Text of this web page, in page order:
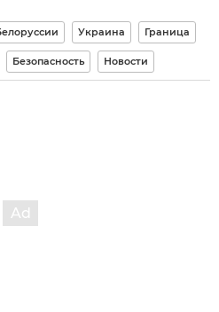
Украина Граница
Безопасность Новости